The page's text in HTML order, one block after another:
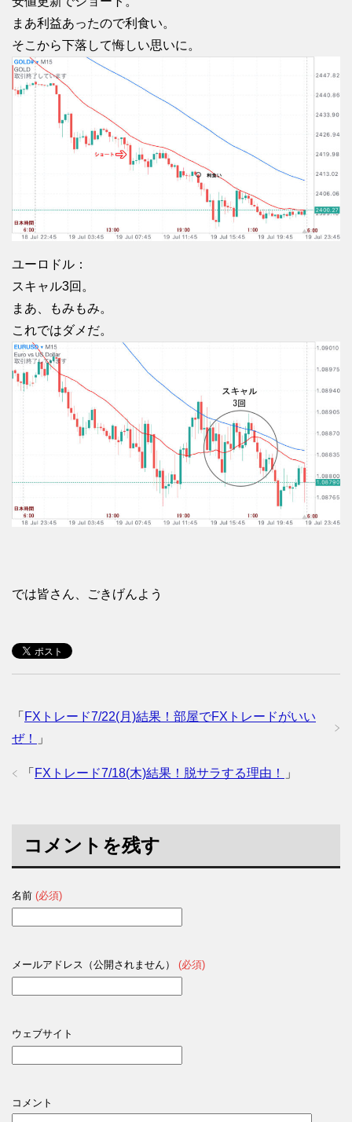
まあ利益あったので利食い。
そこから下落して悔しい思いに。
ユーロドル：
スキャル3回。
まあ、もみもみ。
これではダメだ。
では皆さん、ごきげんよう
「 FXトレード7/22(月)結果！部屋でFXトレードがいい
ぜ！
」
「 FXトレード7/18(木)結果！脱サラする理由！ 」
コメントを残す
名前 (必須)
メールアドレス（公開されません） (必須)
ウェブサイト
コメント